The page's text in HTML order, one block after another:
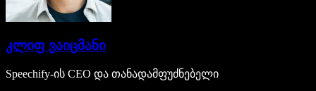
კლიფ ვაიცმანი
Speechify-ის CEO და თანადამფუძნებელი